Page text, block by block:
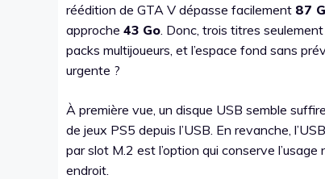
réédition de GTA V dépasse facilement 87
approche 43 Go. Donc, trois titres
packs multijoueurs, et l’espace fond sans
urgente ?
À première vue, un disque USB semble
de jeux PS5 depuis l’USB. En revanche,
par slot M.2 est l’option qui conserve
endroit.